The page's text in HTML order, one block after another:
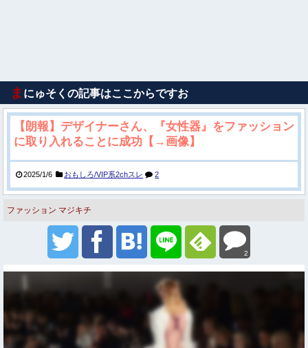
ま にゅそくの記事はここからですお
【朗報】デザイナーさん、『女性器』をファッション
に取り入れることに成功【→画像】
2025/1/6 おもしろ/VIP系2chスレ 2
ファッション マジキチ
2